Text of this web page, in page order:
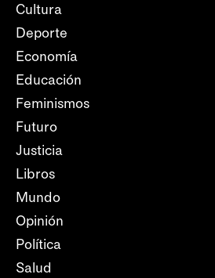
Cultura
Deporte
Economía
Educación
Feminismos
Futuro
Justicia
Libros
Mundo
Opinión
Política
Salud